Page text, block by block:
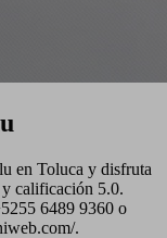
en Toluca y disfruta
calificación 5.0.
6489 9360 o
.